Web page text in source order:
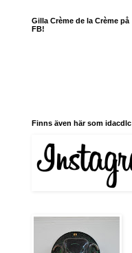
Gilla Crème de la Crème på
FB!
Finns även här som idacdlc